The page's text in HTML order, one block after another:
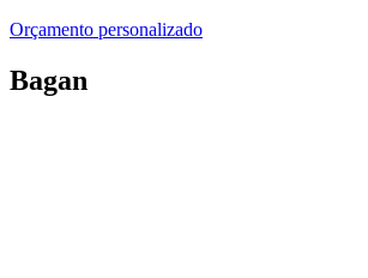
Orçamento personalizado
Bagan